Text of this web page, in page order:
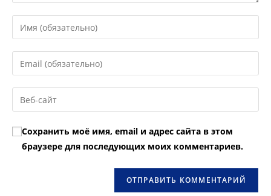
Введите
свое
имя
или
пользователя,
чтобы
прокомментировать
Введите
свой
email-
адрес,
прокомментировать
Введите
URL
вашего
веб-
сайта
Сохранить моё имя, email и адрес сайта в этом
браузере для последующих моих комментариев.